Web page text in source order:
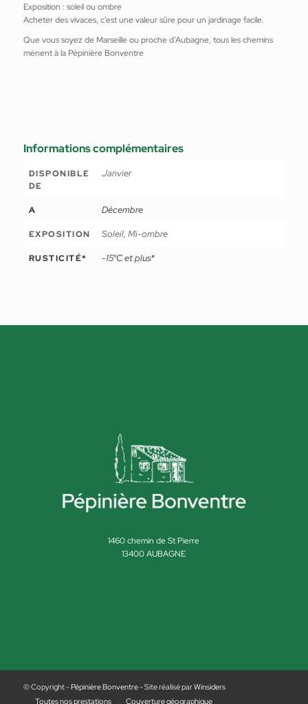
Exposition : soleil ou ombre
Acheter des vivaces, c’est une valeur sûre pour un jardinage facile.
Que vous soyez de Marseille ou proche d’Aubagne, tous les chemins
mènent à la Pépinière Bonventre
Informations complémentaires
DISPONIBLE
DE
Janvier
A Décembre
EXPOSITION Soleil, Mi-ombre
RUSTICITÉ* -15°C et plus*
1460 chemin de St Pierre
13400 AUBAGNE
© Copyright -Pépinière Bonventre- Site réalisé parWinsiders
Toutes nos prestations
Couverture géographique